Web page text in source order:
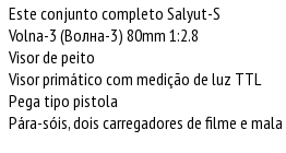
Este conjunto completo Salyut-S
Volna-3 (Волна-3) 80mm 1:2.8
Visor de peito
Visor primático com medição de luz TTL
Pega tipo pistola
Pára-sóis, dois carregadores de filme e